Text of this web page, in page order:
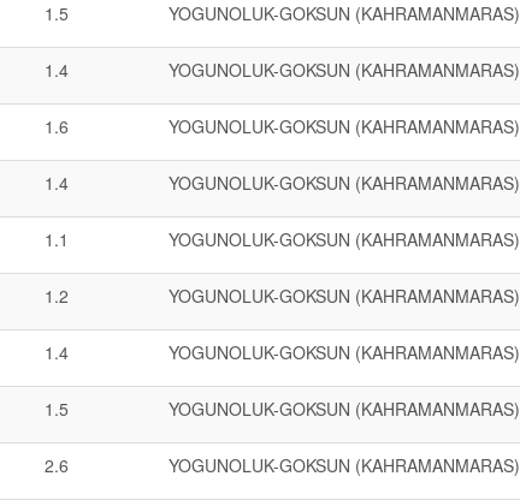
1.5 YOGUNOLUK-GOKSUN (KAHRAMANMARAS)
1.4 YOGUNOLUK-GOKSUN (KAHRAMANMARAS)
1.6 YOGUNOLUK-GOKSUN (KAHRAMANMARAS)
1.4 YOGUNOLUK-GOKSUN (KAHRAMANMARAS)
1.1 YOGUNOLUK-GOKSUN (KAHRAMANMARAS)
1.2 YOGUNOLUK-GOKSUN (KAHRAMANMARAS)
1.4 YOGUNOLUK-GOKSUN (KAHRAMANMARAS)
1.5 YOGUNOLUK-GOKSUN (KAHRAMANMARAS)
2.6 YOGUNOLUK-GOKSUN (KAHRAMANMARAS)